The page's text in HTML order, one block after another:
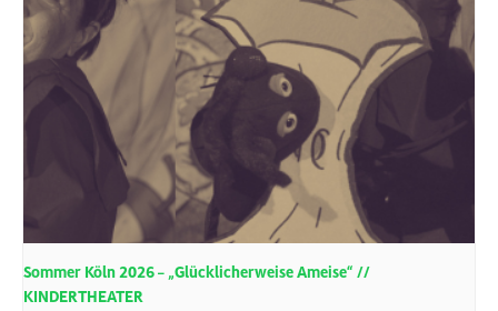
Sommer Köln 2026 – „Glücklicherweise Ameise“ //
KINDERTHEATER